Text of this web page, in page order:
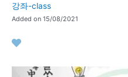
강좌-class
Added on 15/08/2021